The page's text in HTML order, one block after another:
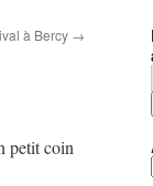
à Bercy →
petit coin